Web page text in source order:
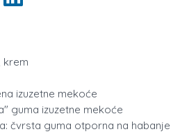
krem
izuzetne mekoće
guma izuzetne mekoće
čvrsta guma otporna na habanje